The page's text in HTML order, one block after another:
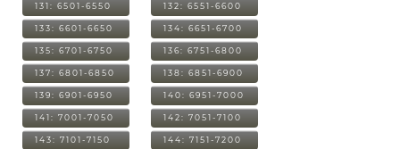
131: 6501-6550 132: 6551-6600
133: 6601-6650 134: 6651-6700
135: 6701-6750 136: 6751-6800
137: 6801-6850 138: 6851-6900
139: 6901-6950 140: 6951-7000
141: 7001-7050 142: 7051-7100
143: 7101-7150 144: 7151-7200